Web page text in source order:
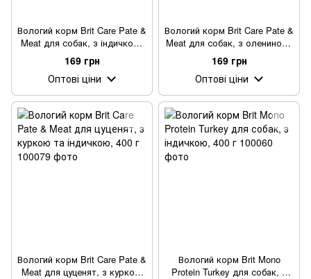
Вологий корм Brit Care Pate &
Meat для собак, з індичкою,
400 г
169 грн
Оптові ціни
Вологий корм Brit Care Pate &
Meat для собак, з олениною,
400 г
169 грн
Оптові ціни
Вологий корм Brit Care Pate &
Meat для цуценят, з куркою
Вологий корм Brit Mono
Protein Turkey для собак, з